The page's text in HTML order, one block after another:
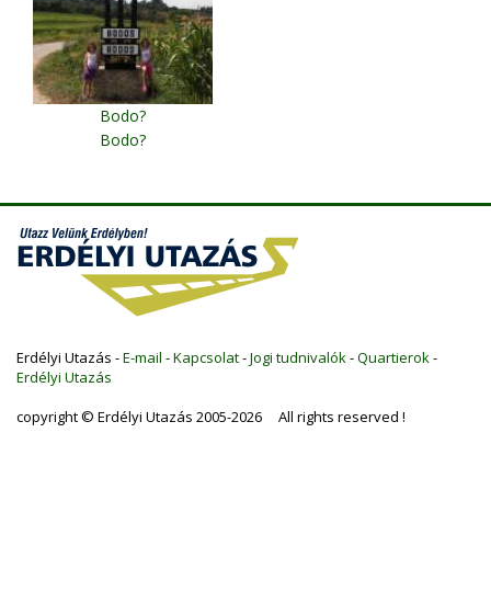
Bodo?
Bodo?
Erdélyi Utazás -E-mail -Kapcsolat-Jogi tudnivalók -Quartierok -
Erdélyi Utazás
copyright © Erdélyi Utazás 2005-2026 All rights reserved !